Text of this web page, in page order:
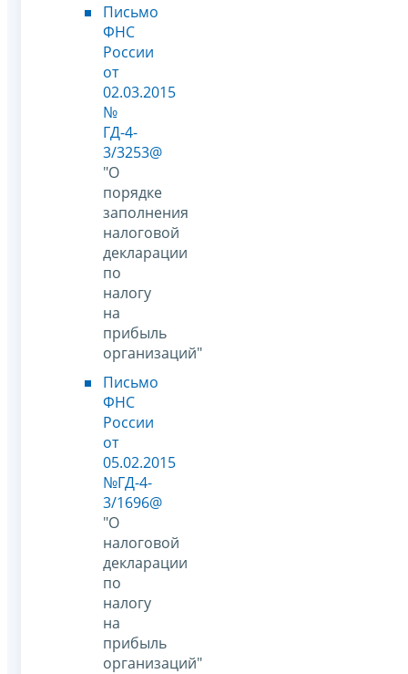
Письмо
ФНС
России
от
02.03.2015
№
ГД-4-
3/3253@
"О
порядке
заполнения
налоговой
декларации
по
налогу
на
прибыль
организаций"
Письмо
ФНС
России
от
05.02.2015
№ГД-4-
3/1696@
"О
налоговой
декларации
по
налогу
на
прибыль
организаций"